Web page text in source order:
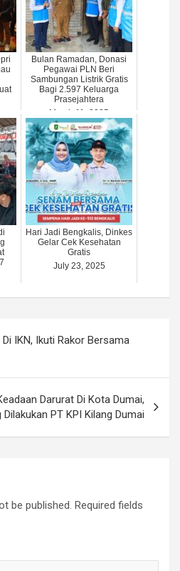
Bulan Ramadan, Donasi
Pegawai PLN Beri
Sambungan Listrik Gratis
Bagi 2.597 Keluarga
Prasejahtera
March 11, 2025
Hari Jadi Bengkalis, Dinkes
Gelar Cek Kesehatan
Gratis
July 23, 2025
IKN, Ikuti Rakor Bersama
Darurat Di Kota Dumai,
PT KPI Kilang Dumai
be published. Required fields